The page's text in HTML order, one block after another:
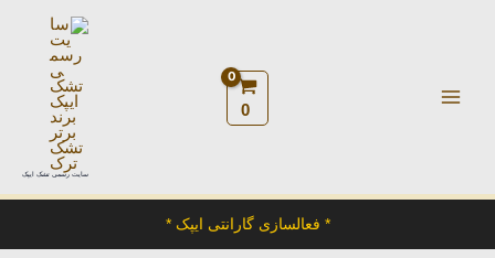
0
سایت رسمی تشک ایپک
* فعالسازی گارانتی ایپک *